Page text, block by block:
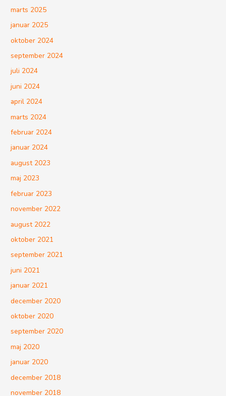
marts 2025
januar 2025
oktober 2024
september 2024
juli 2024
juni 2024
april 2024
marts 2024
februar 2024
januar 2024
august 2023
maj 2023
februar 2023
november 2022
august 2022
oktober 2021
september 2021
juni 2021
januar 2021
december 2020
oktober 2020
september 2020
maj 2020
januar 2020
december 2018
november 2018